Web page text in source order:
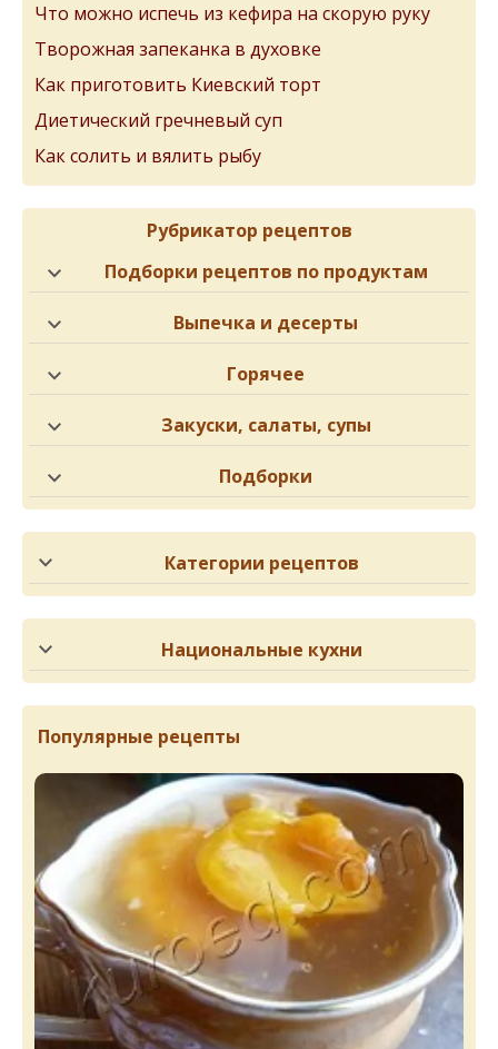
Что можно испечь из кефира на скорую руку
Творожная запеканка в духовке
Как приготовить Киевский торт
Диетический гречневый суп
Как солить и вялить рыбу
Рубрикатор рецептов
Подборки рецептов по продуктам
Выпечка и десерты
Горячее
Закуски, салаты, супы
Подборки
Категории рецептов
Национальные кухни
Популярные рецепты